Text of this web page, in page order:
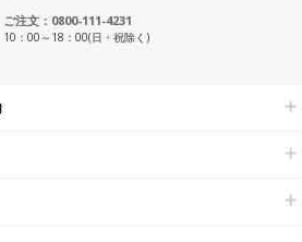
ご注文：0800-111-4231
10：00～18：00(日・祝除く)